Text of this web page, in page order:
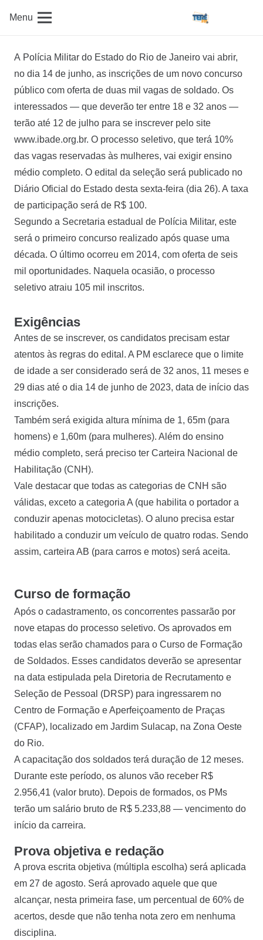
Menu
A Polícia Militar do Estado do Rio de Janeiro vai abrir,
no dia 14 de junho, as inscrições de um novo concurso
público com oferta de duas mil vagas de soldado. Os
interessados — que deverão ter entre 18 e 32 anos —
terão até 12 de julho para se inscrever pelo site
www.ibade.org.br. O processo seletivo, que terá 10%
das vagas reservadas às mulheres, vai exigir ensino
médio completo. O edital da seleção será publicado no
Diário Oficial do Estado desta sexta-feira (dia 26). A taxa
de participação será de R$ 100.
Segundo a Secretaria estadual de Polícia Militar, este
será o primeiro concurso realizado após quase uma
década. O último ocorreu em 2014, com oferta de seis
mil oportunidades. Naquela ocasião, o processo
seletivo atraiu 105 mil inscritos.
Exigências
Antes de se inscrever, os candidatos precisam estar
atentos às regras do edital. A PM esclarece que o limite
de idade a ser considerado será de 32 anos, 11 meses e
29 dias até o dia 14 de junho de 2023, data de início das
inscrições.
Também será exigida altura mínima de 1, 65m (para
homens) e 1,60m (para mulheres). Além do ensino
médio completo, será preciso ter Carteira Nacional de
Habilitação (CNH).
Vale destacar que todas as categorias de CNH são
válidas, exceto a categoria A (que habilita o portador a
conduzir apenas motocicletas). O aluno precisa estar
habilitado a conduzir um veículo de quatro rodas. Sendo
assim, carteira AB (para carros e motos) será aceita.
Curso de formação
Após o cadastramento, os concorrentes passarão por
nove etapas do processo seletivo. Os aprovados em
todas elas serão chamados para o Curso de Formação
de Soldados. Esses candidatos deverão se apresentar
na data estipulada pela Diretoria de Recrutamento e
Seleção de Pessoal (DRSP) para ingressarem no
Centro de Formação e Aperfeiçoamento de Praças
(CFAP), localizado em Jardim Sulacap, na Zona Oeste
do Rio.
A capacitação dos soldados terá duração de 12 meses.
Durante este período, os alunos vão receber R$
2.956,41 (valor bruto). Depois de formados, os PMs
terão um salário bruto de R$ 5.233,88 — vencimento do
início da carreira.
Prova objetiva e redação
A prova escrita objetiva (múltipla escolha) será aplicada
em 27 de agosto. Será aprovado aquele que que
alcançar, nesta primeira fase, um percentual de 60% de
acertos, desde que não tenha nota zero em nenhuma
disciplina.